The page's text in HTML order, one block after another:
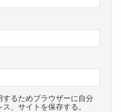
するためブラウザーに自分
、サイトを保存する。